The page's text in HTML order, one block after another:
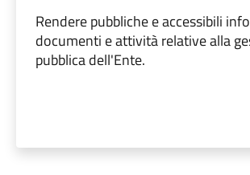
Rendere pubbliche e accessibili
documenti e attività relative alla
pubblica dell'Ente.